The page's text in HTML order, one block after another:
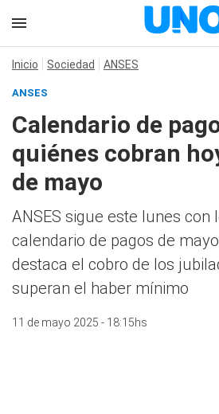
Inicio Sociedad ANSES
ANSES
Calendario de
quiénes cobran
de mayo
ANSES sigue este lunes con
calendario de pagos de
destaca el cobro de los
superan el haber mínimo
11 de mayo 2025 - 18:15hs